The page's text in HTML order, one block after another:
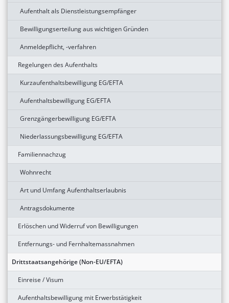
Aufenthalt als Dienstleistungsempfänger
Bewilligungserteilung aus wichtigen Gründen
Anmeldepflicht, -verfahren
Regelungen des Aufenthalts
Kurzaufenthaltsbewilligung EG/EFTA
Aufenthaltsbewilligung EG/EFTA
Grenzgängerbewilligung EG/EFTA
Niederlassungsbewilligung EG/EFTA
Familiennachzug
Wohnrecht
Art und Umfang Aufenthaltserlaubnis
Antragsdokumente
Erlöschen und Widerruf von Bewilligungen
Entfernungs- und Fernhaltemassnahmen
Drittstaatsangehörige (Non-EU/EFTA)
Einreise / Visum
Aufenthaltsbewilligung mit Erwerbstätigkeit